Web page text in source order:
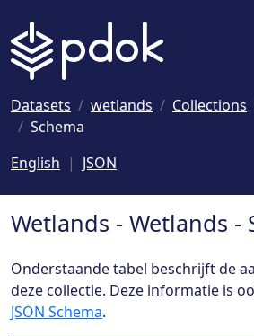
Datasets wetlands Collections
Schema
English
JSON
Wetlands - Wetlands -
Onderstaande tabel beschrijft de
deze collectie. Deze informatie is
JSON Schema.